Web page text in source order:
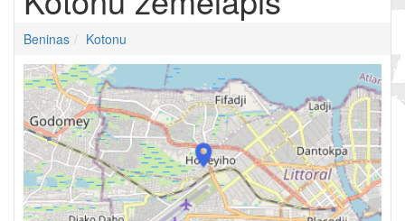
Beninas Kotonu